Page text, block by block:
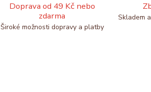
Doprava od 49 Kč nebo
zdarma
Široké možnosti dopravy a platby
Skladem